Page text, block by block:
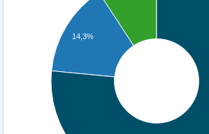
14,3%